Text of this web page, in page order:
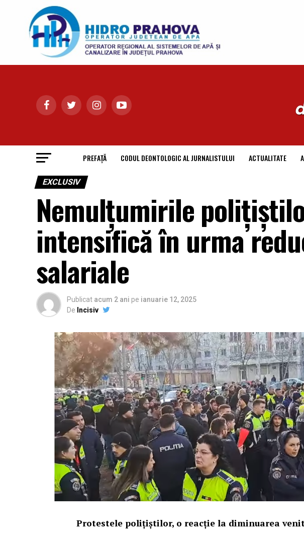
PREFAȚĂ CODUL DEONTOLOGIC AL JURNALISTULUI ACTUALITATE
EXCLUSIV
Nemulțumirile
intensifică în urma
salariale
Publicat acum 2 ani pe ianuarie 12, 2025
De Incisiv
Protestele polițiștilor, o reacție la diminuarea